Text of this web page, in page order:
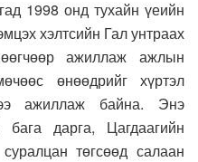
1998 онд тухайн үеийн
хэлтсийн Гал унтраах
ажиллаж ажлын
өнөөдрийг хүртэл
ажиллаж байна. Энэ
бага дарга, Цагдаагийн
төгсөөд салаан